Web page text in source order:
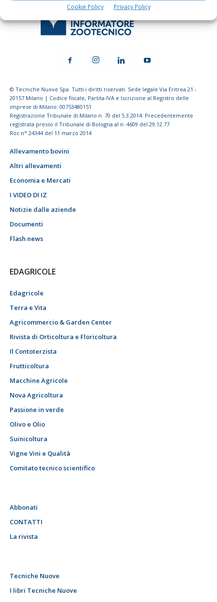
Cookie Policy Privacy Policy
© Tecniche Nuove Spa. Tutti i diritti riservati. Sede legale Via Eritrea 21 -
20157 Milano | Codice fiscale, Partita IVA e Iscrizione al Registro delle
imprese di Milano: 00753480151
Registrazione Tribunale di Milano n. 70 del 5.3.2014. Precedentemente
registrata presso il Tribunale di Bologna al n. 4609 del 29.12.77
Roc n° 24344 del 11 marzo 2014
Allevamento bovini
Altri allevamenti
Economia e Mercati
I VIDEO DI IZ
Notizie dalle aziende
Documenti
Flash news
EDAGRICOLE
Edagricole
Terra e Vita
Agricommercio & Garden Center
Rivista di Orticoltura e Floricoltura
Il Contoterzista
Frutticoltura
Macchine Agricole
Nova Agricoltura
Passione in verde
Olivo e Olio
Suinicoltura
Vigne Vini e Qualità
Comitato tecnico scientifico
Abbonati
CONTATTI
La rivista
Tecniche Nuove
I libri Tecniche Nuove